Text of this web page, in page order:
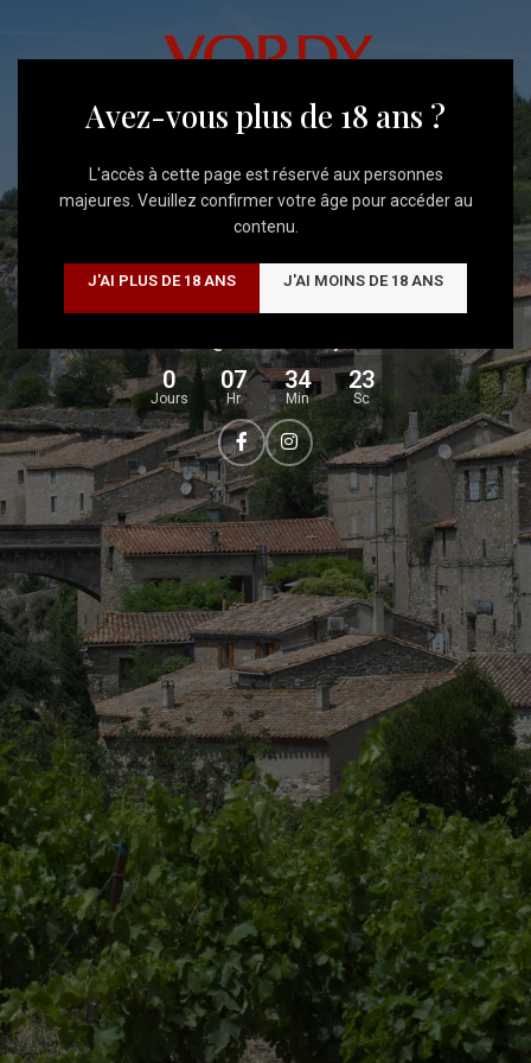
Avez-vous plus de 18 ans ?
L'accès à cette page est réservé aux personnes
majeures. Veuillez confirmer votre âge pour accéder au
contenu.
J'AI PLUS DE 18 ANS J'AI MOINS DE 18 ANS
SITE EN CONSTRUCTION
Nous travaillons actuellement sur notre nouveau site afin de
vous offrir une navigation plus agréable et une meilleure
découverte de nos vins.
Une question ?
Contactez nous au04 68 32 41 52ou par e-mail à
0
Jours
07
Hr
34
Min
23
Sc